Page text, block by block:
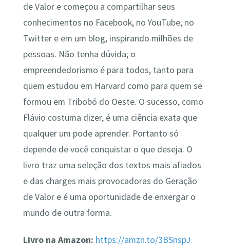
de Valor e começou a compartilhar seus
conhecimentos no Facebook, no YouTube, no
Twitter e em um blog, inspirando milhões de
pessoas. Não tenha dúvida; o
empreendedorismo é para todos, tanto para
quem estudou em Harvard como para quem se
formou em Tribobó do Oeste. O sucesso, como
Flávio costuma dizer, é uma ciência exata que
qualquer um pode aprender. Portanto só
depende de você conquistar o que deseja. O
livro traz uma seleção dos textos mais afiados
e das charges mais provocadoras do Geração
de Valor e é uma oportunidade de enxergar o
mundo de outra forma.
Livro na Amazon: https://amzn.to/3BSnspJ